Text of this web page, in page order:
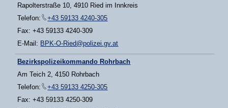
Rapolterstraße 10, 4910 Ried im Innkreis
Telefon:
+43 59133 4240-305
Fax: +43 59133 4240-309
E-Mail: BPK-O-Ried@polizei.gv.at
Bezirkspolizeikommando Rohrbach
Am Teich 2, 4150 Rohrbach
Telefon:
+43 59133 4250-305
Fax: +43 59133 4250-309